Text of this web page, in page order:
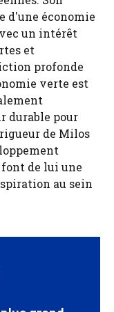
d'une économie
un intérêt
et
profonde
verte est
durable pour
de Milos
de lui une
au sein